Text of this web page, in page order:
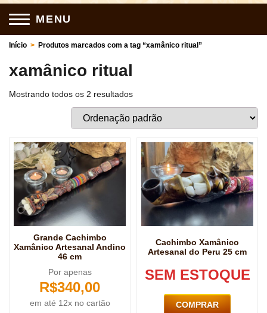
MENU
Início > Produtos marcados com a tag “xamânico ritual”
xamânico ritual
Mostrando todos os 2 resultados
Grande Cachimbo
Xamânico Artesanal Andino
46 cm
Por apenas
R$340,00
em até 12x no cartão
Cachimbo Xamânico
Artesanal do Peru 25 cm
SEM ESTOQUE
COMPRAR